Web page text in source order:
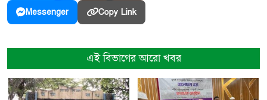
Messenger Copy Link
এই বিভাগের আরো খবর